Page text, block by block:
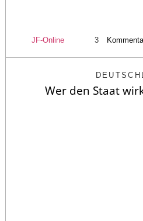
JF-Online 3
Wer den Staat